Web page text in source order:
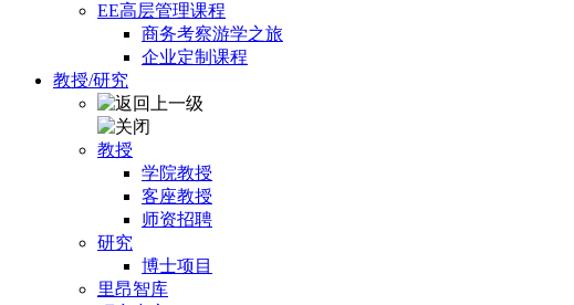
EE高层管理课程
商务考察游学之旅
企业定制课程
教授/研究
教授
学院教授
客座教授
师资招聘
研究
博士项目
里昂智库